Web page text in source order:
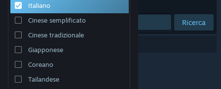
Assistenza
Cambia la lingua
Ottieni l'app mobile di Steam
Visualizza il sito web per desktop
Italiano
Cinese semplificato
Cinese tradizionale
Giapponese
Coreano
Tailandese
Ordina per Rilevanza
Ricerca